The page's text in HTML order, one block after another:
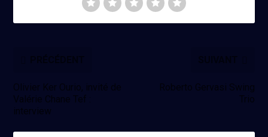
Olivier Ker Ourio, invité de
Valérie Chane Tef :
interview
Roberto Gervasi Swing
Trio